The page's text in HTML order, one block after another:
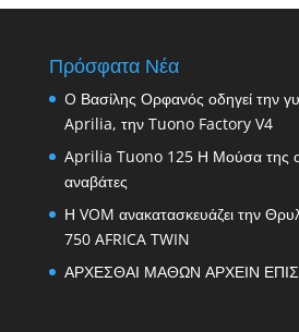
Πρόσφατα Νέα
O Βασίλης Ορφανός οδηγεί την
Aprilia, την Tuono Factory V4
Aprilia Tuono 125 Η Μούσα της
αναβάτες
Η VOM ανακατασκευάζει την
750 AFRICA TWIN
ΑΡΧΕΣΘΑΙ ΜΑΘΩΝ ΑΡΧΕΙΝ